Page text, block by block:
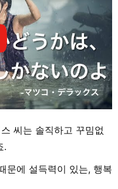
씨는 솔직하고 꾸밈없
.
문에 설득력이 있는, 행복